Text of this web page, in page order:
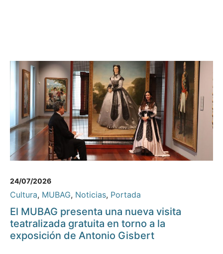
24/07/2026
Cultura, MUBAG, Noticias, Portada
El MUBAG presenta una nueva visita
teatralizada gratuita en torno a la
exposición de Antonio Gisbert